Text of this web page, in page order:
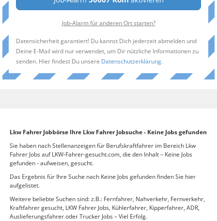
Job-Alarm für anderen Ort starten?
Datensicherheit garantiert! Du kannst Dich jederzeit abmelden und
Deine E-Mail wird nur verwendet, um Dir nützliche Informationen zu
senden. Hier findest Du unsere Datenschutzerklärung.
Lkw Fahrer Jobbörse Ihre Lkw Fahrer Jobsuche - Keine Jobs gefunden
Sie haben nach Stellenanzeigen für Berufskraftfahrer im Bereich Lkw
Fahrer Jobs auf LKW-Fahrer-gesucht.com, die den Inhalt – Keine Jobs
gefunden - aufweisen, gesucht.
Das Ergebnis für Ihre Suche nach Keine Jobs gefunden finden Sie hier
aufgelistet.
Weitere beliebte Suchen sind: z.B.: Fernfahrer, Nahverkehr, Fernverkehr,
Kraftfahrer gesucht, LKW Fahrer Jobs, Kühlerfahrer, Kipperfahrer, ADR,
Auslieferungsfahrer oder Trucker Jobs – Viel Erfolg.